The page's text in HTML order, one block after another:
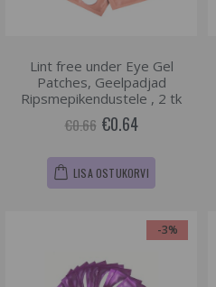
Lint free under Eye Gel
Patches, Geelpadjad
Ripsmepikendustele , 2 tk
€0.66 €0.64
LISA OSTUKORVI
-3%